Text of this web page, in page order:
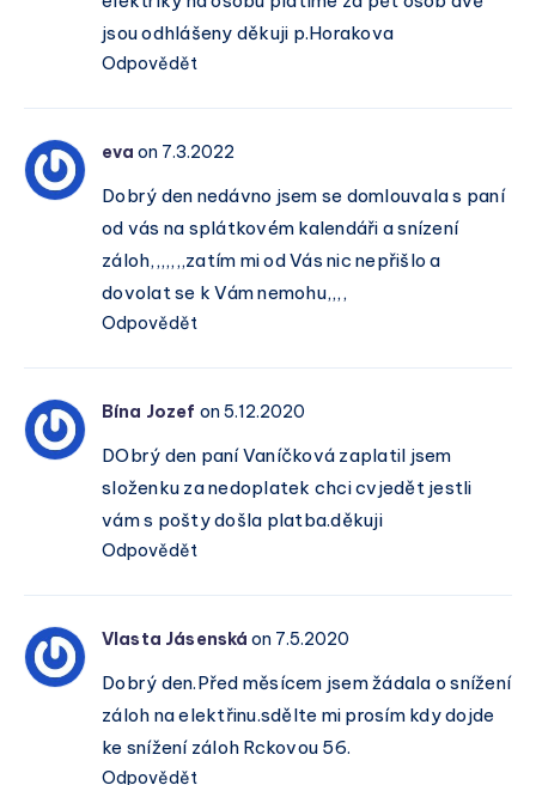
jsou odhlášeny děkuji p.Horakova
Odpovědět
eva on 7.3.2022
Dobrý den nedávno jsem se domlouvala s paní
od vás na splátkovém kalendáři a snízení
záloh,,,,,,,zatím mi od Vás nic nepřišlo a
dovolat se k Vám nemohu,,,,
Odpovědět
Bína Jozef on 5.12.2020
DObrý den paní Vaníčková zaplatil jsem
složenku za nedoplatek chci cvjedět jestli
vám s pošty došla platba.děkuji
Odpovědět
Vlasta Jásenská on 7.5.2020
Dobrý den.Před měsícem jsem žádala o snížení
záloh na elektřinu.sdělte mi prosím kdy dojde
ke snížení záloh Rckovou 56.
Odpovědět